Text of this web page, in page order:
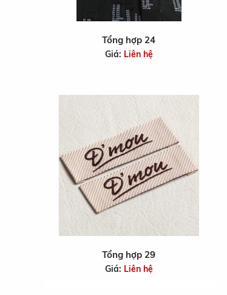
Tổng hợp 24
Giá: Liên hệ
Tổng hợp 29
Giá: Liên hệ